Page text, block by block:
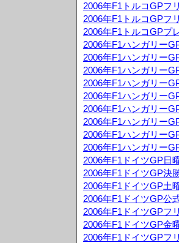
2006年F1トルコGPフ
2006年F1トルコGPフ
2006年F1トルコGPプ
2006年F1ハンガリー
2006年F1ハンガリー
2006年F1ハンガリー
2006年F1ハンガリー
2006年F1ハンガリー
2006年F1ハンガリー
2006年F1ハンガリー
2006年F1ハンガリー
2006年F1ハンガリー
2006年F1ドイツGP日
2006年F1ドイツGP決
2006年F1ドイツGP土
2006年F1ドイツGP公
2006年F1ドイツGPフ
2006年F1ドイツGP金
2006年F1ドイツGPフ